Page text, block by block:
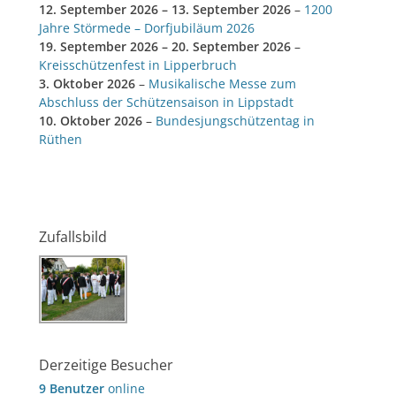
12. September 2026 – 13. September 2026 – 1200
Jahre Störmede – Dorfjubiläum 2026
19. September 2026 – 20. September 2026 –
Kreisschützenfest in Lipperbruch
3. Oktober 2026 – Musikalische Messe zum
Abschluss der Schützensaison in Lippstadt
10. Oktober 2026 – Bundesjungschützentag in
Rüthen
Zufallsbild
Derzeitige Besucher
9 Benutzer online